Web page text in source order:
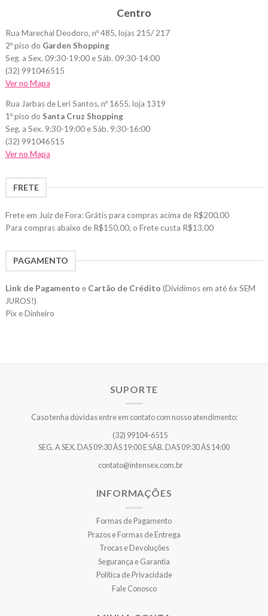
Centro
Rua Marechal Deodoro, nº 485, lojas 215/ 217
2º piso do Garden Shopping
Seg. a Sex. 09:30-19:00 e Sáb. 09:30-14:00
(32) 991046515
Ver no Mapa
Rua Jarbas de Leri Santos, nº 1655, loja 1319
1º piso do Santa Cruz Shopping
Seg. a Sex. 9:30-19:00 e Sáb. 9:30-16:00
(32) 991046515
Ver no Mapa
FRETE
Frete em Juiz de Fora: Grátis para compras acima de R$200,00
Para compras abaixo de R$150,00, o Frete custa R$13,00
PAGAMENTO
Link de Pagamento e Cartão de Crédito (Dividimos em até 6x SEM
JUROS!)
Pix e Dinheiro
SUPORTE
Caso tenha dúvidas entre em contato com nosso atendimento:
(32) 99104-6515
SEG. A SEX. DAS 09:30 ÀS 19:00 E SÁB. DAS 09:30 ÀS 14:00
contato@intensex.com.br
INFORMAÇÕES
Formas de Pagamento
Prazos e Formas de Entrega
Trocas e Devoluções
Segurança e Garantia
Política de Privacidade
Fale Conosco